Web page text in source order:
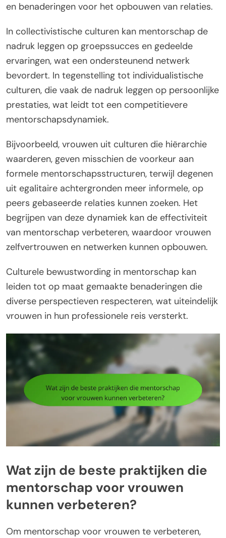
en benaderingen voor het opbouwen van relaties.
In collectivistische culturen kan mentorschap de
nadruk leggen op groepssucces en gedeelde
ervaringen, wat een ondersteunend netwerk
bevordert. In tegenstelling tot individualistische
culturen, die vaak de nadruk leggen op persoonlijke
prestaties, wat leidt tot een competitievere
mentorschapsdynamiek.
Bijvoorbeeld, vrouwen uit culturen die hiërarchie
waarderen, geven misschien de voorkeur aan
formele mentorschapsstructuren, terwijl degenen
uit egalitaire achtergronden meer informele, op
peers gebaseerde relaties kunnen zoeken. Het
begrijpen van deze dynamiek kan de effectiviteit
van mentorschap verbeteren, waardoor vrouwen
zelfvertrouwen en netwerken kunnen opbouwen.
Culturele bewustwording in mentorschap kan
leiden tot op maat gemaakte benaderingen die
diverse perspectieven respecteren, wat uiteindelijk
vrouwen in hun professionele reis versterkt.
Wat zijn de beste praktijken die
mentorschap voor vrouwen
kunnen verbeteren?
Om mentorschap voor vrouwen te verbeteren,